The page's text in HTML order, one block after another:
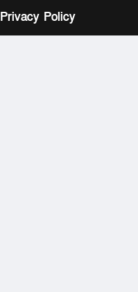
Privacy Policy